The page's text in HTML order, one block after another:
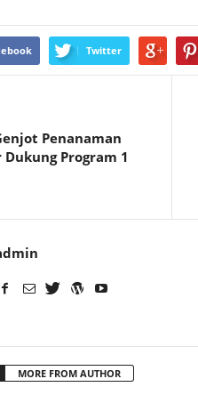
Twitter
Penanaman
Dukung Program 1
MORE FROM AUTHOR